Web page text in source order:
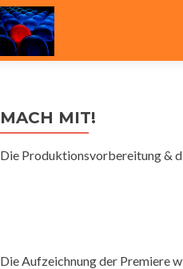
MACH MIT!
Die Produktionsvorbereitung &
Die Aufzeichnung der Premiere